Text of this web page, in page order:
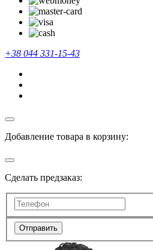
+38 044 331-15-43
Добавление товара в корзину:
Сделать предзаказ:
Отправить